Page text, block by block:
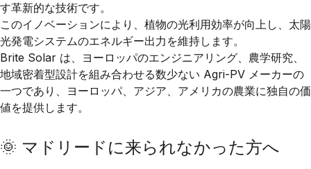
す革新的な技術です。
このイノベーションにより、植物の光利用効率が向上し、太陽
光発電システムのエネルギー出力を維持します。
Brite Solar は、 ヨーロッパのエンジニアリング、 農学研究、
地域密着型設計を組み合わせる数少ない Agri-PV メーカーの
一つであり、 ヨーロッパ、アジア、アメリカの農業に独自の価
値を提供します。
🌞 マドリードに来られなかった方へ